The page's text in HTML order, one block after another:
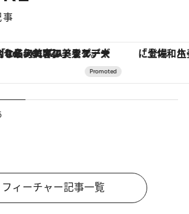
事
「土佐和ハーブかき氷」がOMO7高知に登場！生姜、山椒、大葉など目にも舌にも涼を呼ぶ郷土の味
フィーチャー記事一覧